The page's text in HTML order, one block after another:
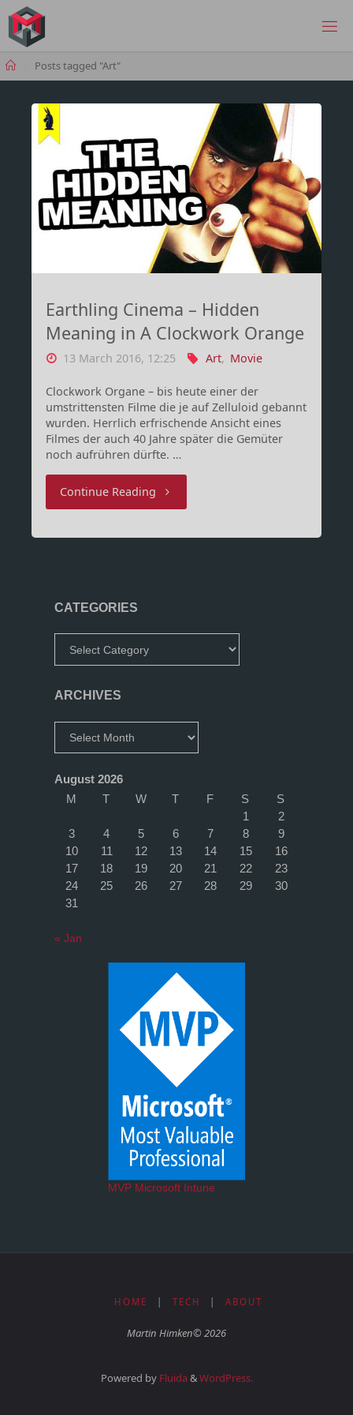
Skip
content
HomePosts tagged "Art"
Earthling Cinema – Hidden
Meaning in A Clockwork Orange
13 March 2016, 12:25 Art, Movie
Clockwork Organe – bis heute einer der
umstrittensten Filme die je auf Zelluloid gebannt
wurden. Herrlich erfrischende Ansicht eines
Filmes der auch 40 Jahre später die Gemüter
noch aufrühren dürfte. …
Continue Reading"Earthling
CATEGORIES
ARCHIVES
August 2026
M
T W T F S
S
1
2
3
4 5 6 7 8
9
10
11 12 13 14 15
16
17
18 19 20 21 22
23
24
25 26 27 28 29
30
31
« Jan
MVP Microsoft Intune
HOME TECH ABOUT
Martin Himken© 2026
Powered byFluida&WordPress.